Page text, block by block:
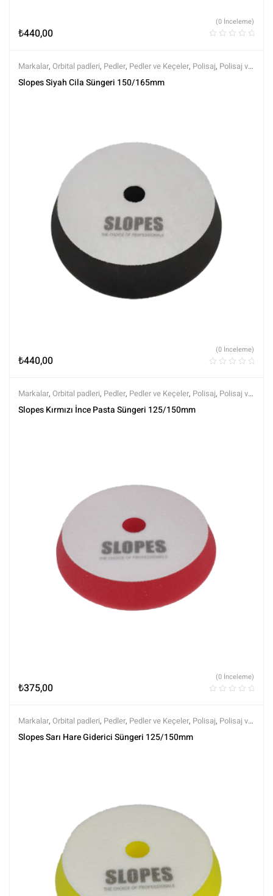
₺440,00
(0 İnceleme)
Markalar, Orbital padleri, Pedler, Pedler ve Keçeler, Polisaj, Polisaj ve
Parlatma,Rotary Padleri,Slopes,Tüm Ürünler
Slopes Siyah Cila Süngeri 150/165mm
₺440,00
(0 İnceleme)
Markalar, Orbital padleri, Pedler, Pedler ve Keçeler, Polisaj, Polisaj ve
Parlatma,Rotary Padleri,Slopes,Tüm Ürünler,Tüm Ürünler
Slopes Kırmızı İnce Pasta Süngeri 125/150mm
₺375,00
(0 İnceleme)
Markalar, Orbital padleri, Pedler, Pedler ve Keçeler, Polisaj, Polisaj ve
Parlatma,Rotary Padleri,Slopes,Tüm Ürünler,Tüm Ürünler
Slopes Sarı Hare Giderici Süngeri 125/150mm